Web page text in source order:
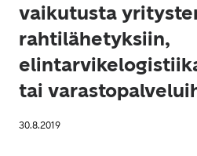
vaikutusta
rahtilähetyksiin,
tai
30.8.2019